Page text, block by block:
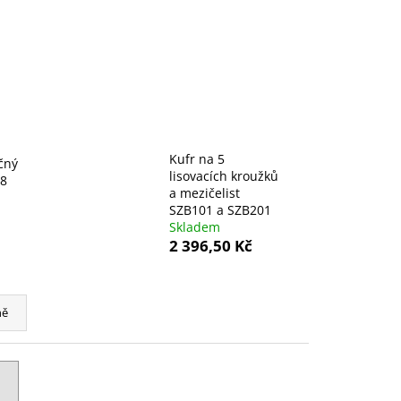
Kufr na 5
lisovacích kroužků
a mezičelist
SZB101 a SZB201
Skladem
2 396,50 Kč